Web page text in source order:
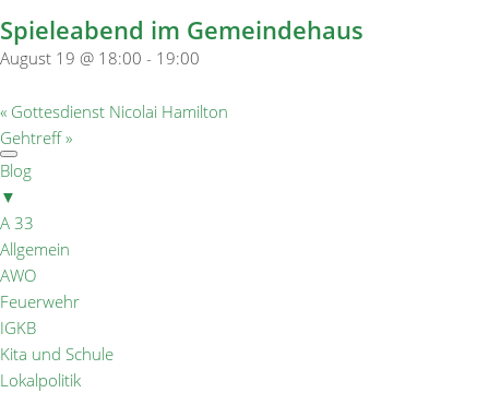
Spieleabend im Gemeindehaus
August 19 @ 18:00 - 19:00
« Gottesdienst Nicolai Hamilton
Gehtreff»
Blog
▼
A 33
Allgemein
AWO
Feuerwehr
IGKB
Kita und Schule
Lokalpolitik